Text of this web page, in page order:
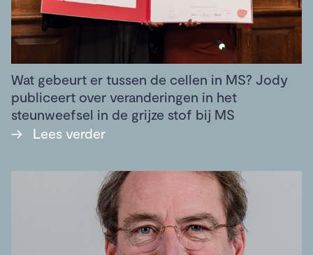
Wat gebeurt er tussen de cellen in MS? Jody
publiceert over veranderingen in het
steunweefsel in de grijze stof bij MS
→
Lees verder